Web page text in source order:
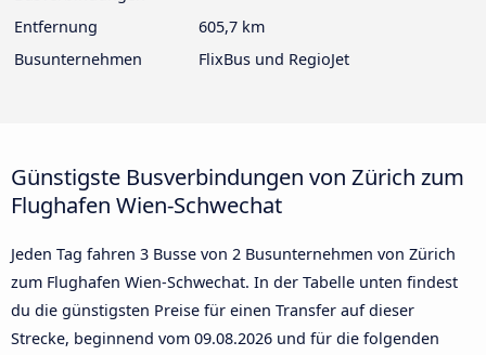
Entfernung
605,7 km
Busunternehmen
FlixBus und RegioJet
Günstigste Busverbindungen von Zürich zum
Flughafen Wien-Schwechat
Jeden Tag fahren 3 Busse von 2 Busunternehmen von Zürich
zum Flughafen Wien-Schwechat. In der Tabelle unten findest
du die günstigsten Preise für einen Transfer auf dieser
Strecke, beginnend vom 09.08.2026 und für die folgenden